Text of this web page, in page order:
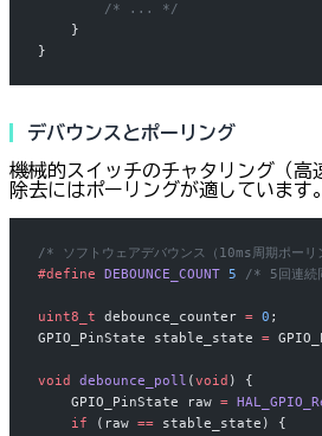
        /* ... */
    }
}
デバウンスとポーリング
機械的スイッチのチャタリング（高
除去にはポーリングが適しています。
/* ソフトウェアデバウンス（10ms周期ポー
#define DEBOUNCE_COUNT 5 /* 5回連続
uint8_t debounce_counter = 0 ;
GPIO_PinState stable_state =
void debounce_poll (void ) {
    GPIO_PinState raw
=
    if
(raw == stable_state) {